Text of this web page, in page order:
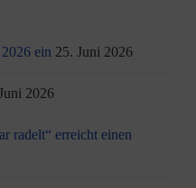
ein 25. Juni 2026
2026
radelt“ erreicht einen